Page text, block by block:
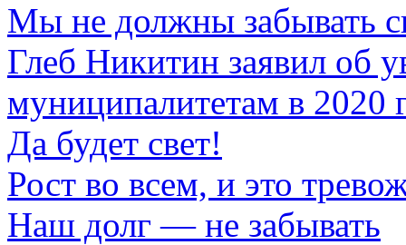
Мы не должны забывать
Глеб Никитин заявил об
муниципалитетам в 2020
Да будет свет!
Рост во всем, и это
Наш долг — не забывать